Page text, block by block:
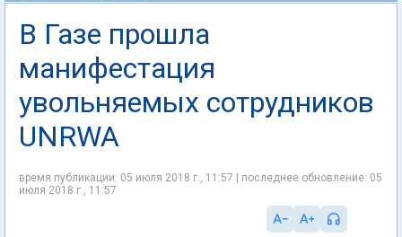
В Газе прошла
манифестация
увольняемых сотрудников
UNRWA
время публикации: 05 июля 2018 г., 11:57 | последнее обновление: 05
июля 2018 г., 11:57